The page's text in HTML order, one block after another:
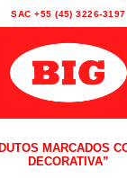
SAC +55 (45) 3226-3197
MARCADOS
DECORATIVA”